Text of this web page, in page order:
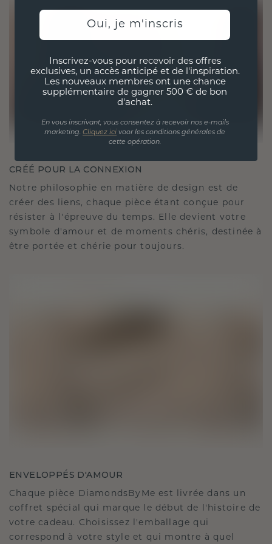
CRÉÉ POUR LA CONNEXION
Notre philosophie en matière de design est de
créer des liens, chaque pièce étant conçue pour
résister à l'épreuve du temps. Elle devient votre
symbole d'amour et de moments chéris, destinée à
être portée et chérie pour toujours.
ENVELOPPÉS D'AMOUR
Chaque pièce DiamondsByMe est livrée dans un
coffret spécial qui marque le début de l'histoire de
votre cadeau. Choisissez l'emballage qui
correspond à votre style et qui montre à quel
Oui, je m'inscris
Inscrivez-vous pour recevoir des offres
exclusives, un accès anticipé et de l'inspiration.
Les nouveaux membres ont une chance
supplémentaire de gagner 500 € de bon
d'achat.
En vous inscrivant, vous consentez à recevoir nos e-mails
marketing. Cliquez ici voor les conditions générales de
cette opération.